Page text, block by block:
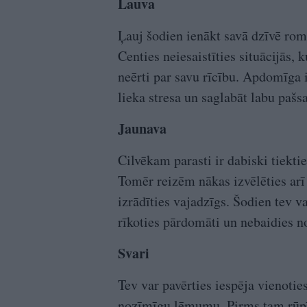
Ļauj šodien ienākt savā dzīvē
Centies neiesaistīties situācijās,
neērti par savu rīcību.
lieka stresa un saglabāt labu
Jaunava
Cilvēkam parasti ir dabiski
Tomēr reizēm nākas izvēlēties
izrādīties vajadzīgs. Šodien tev
rīkoties pārdomāti un nebaidies
Svari
Tev var pavērties iespēja